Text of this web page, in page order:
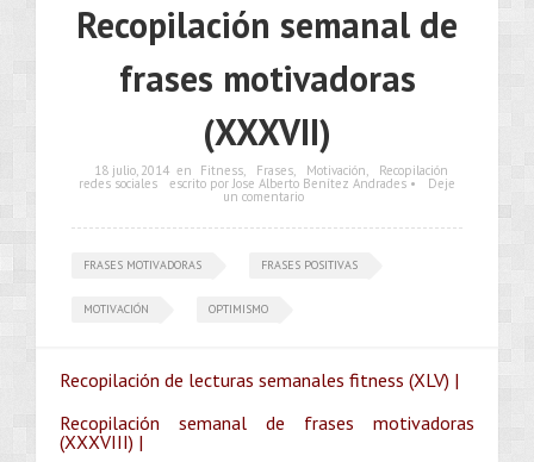
Recopilación semanal de
frases motivadoras
(XXXVII)
18 julio, 2014 en Fitness, Frases, Motivación, Recopilación
redes sociales escrito por Jose Alberto Benítez Andrades • Deje
un comentario
FRASES MOTIVADORAS FRASES POSITIVAS
MOTIVACIÓN OPTIMISMO
Recopilación de lecturas semanales fitness (XLV) |
Recopilación semanal de frases motivadoras
(XXXVIII) |